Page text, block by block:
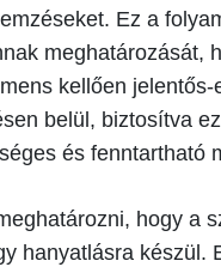
Ez a
meghatározását,
kellően jelentős-
belül, biztosítva
és fenntartható
hogy a
hanyatlásra készül.